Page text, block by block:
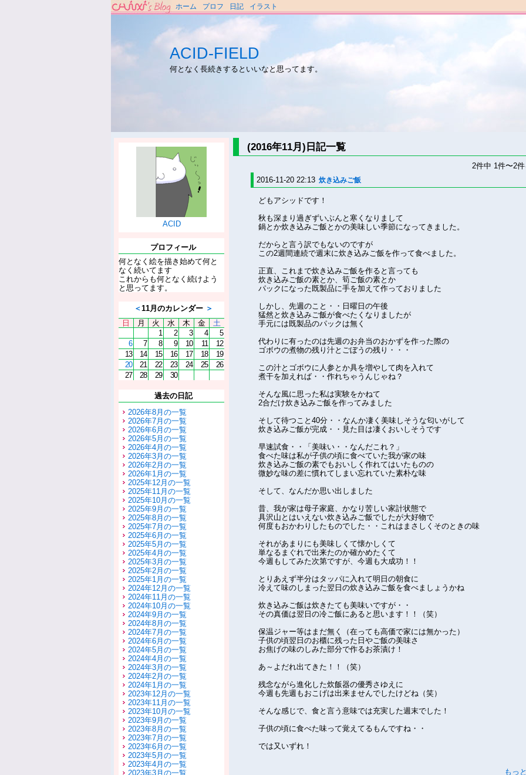
ホーム プロフ 日記 イラスト
ACID-FIELD
何となく長続きするといいなと思ってます。
ACID
プロフィール
何となく絵を描き始めて何と
なく続いてます
これからも何となく続けよう
と思ってます。
＜11月のカレンダー ＞
日
月 火 水 木 金
土
1
2 3 4
5
6
7 8 9 10 11
12
13
14 15 16 17 18
19
20
21 22 23 24 25
26
27
28 29 30
過去の日記
2026年8月の一覧
2026年7月の一覧
2026年6月の一覧
2026年5月の一覧
2026年4月の一覧
2026年3月の一覧
2026年2月の一覧
2026年1月の一覧
2025年12月の一覧
2025年11月の一覧
2025年10月の一覧
2025年9月の一覧
2025年8月の一覧
2025年7月の一覧
2025年6月の一覧
2025年5月の一覧
2025年4月の一覧
2025年3月の一覧
2025年2月の一覧
2025年1月の一覧
2024年12月の一覧
2024年11月の一覧
2024年10月の一覧
2024年9月の一覧
2024年8月の一覧
2024年7月の一覧
2024年6月の一覧
2024年5月の一覧
2024年4月の一覧
2024年3月の一覧
2024年2月の一覧
2024年1月の一覧
2023年12月の一覧
2023年11月の一覧
2023年10月の一覧
2023年9月の一覧
2023年8月の一覧
2023年7月の一覧
2023年6月の一覧
2023年5月の一覧
2023年4月の一覧
2023年3月の一覧
(2016年11月)日記一覧
2件中 1件〜2
2016-11-20 22:13 炊き込みご飯
どもアシッドです！
秋も深まり過ぎずいぶんと寒くなりまして
鍋とか炊き込みご飯とかの美味しい季節になってきました。
だからと言う訳でもないのですが
この2週間連続で週末に炊き込みご飯を作って食べました。
正直、これまで炊き込みご飯を作ると言っても
炊き込みご飯の素とか、筍ご飯の素とか
パックになった既製品に手を加えて作っておりました
しかし、先週のこと・・日曜日の午後
猛然と炊き込みご飯が食べたくなりましたが
手元には既製品のパックは無く
代わりに有ったのは先週のお弁当のおかずを作った際の
ゴボウの煮物の残り汁とごぼうの残り・・・
この汁とゴボウに人参とか具を増やして肉を入れて
煮干を加えれば・・作れちゃうんじゃね？
そんな風に思った私は実験をかねて
2合だけ炊き込みご飯を作ってみました
そして待つこと40分・・なんか凄く美味しそうな匂いがして
炊き込みご飯が完成・・見た目は凄くおいしそうです
早速試食・・「美味い・・なんだこれ？」
食べた味は私が子供の頃に食べていた我が家の味
炊き込みご飯の素でもおいしく作れてはいたものの
微妙な味の差に慣れてしまい忘れていた素朴な味
そして、なんだか思い出しました
昔、我が家は母子家庭、かなり苦しい家計状態で
具沢山とはいえない炊き込みご飯でしたが大好物で
何度もおかわりしたものでした・・これはまさしくそのときの味
それがあまりにも美味しくて懐かしくて
単なるまぐれで出来たのか確かめたくて
今週もしてみた次第ですが、今週も大成功！！
とりあえず半分はタッパに入れて明日の朝食に
冷えて味のしまった翌日の炊き込みご飯を食べましょうかね
炊き込みご飯は炊きたても美味いですが・・
その真価は翌日の冷ご飯にあると思います！！（笑）
保温ジャー等はまだ無く（在っても高価で家には無かった）
子供の頃翌日のお櫃に残った日やご飯の美味さ
お焦げの味のしみた部分で作るお茶漬け！
あ～よだれ出てきた！！（笑）
残念ながら進化した炊飯器の優秀さゆえに
今週も先週もおこげは出来ませんでしたけどね（笑）
そんな感じで、食と言う意味では充実した週末でした！
子供の頃に食べた味って覚えてるもんですね・・
では又いずれ！
もっ